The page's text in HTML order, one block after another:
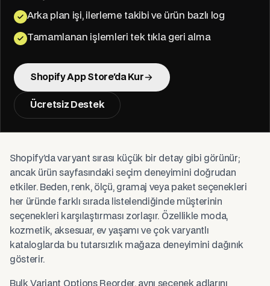
Arka plan işi, ilerleme takibi ve ürün bazlı log
Tamamlanan işlemleri tek tıkla geri alma
Shopify App Store'da Kur
Ücretsiz Destek
Shopify’da varyant sırası küçük bir detay gibi görünür;
ancak ürün sayfasındaki seçim deneyimini doğrudan
etkiler. Beden, renk, ölçü, gramaj veya paket seçenekleri
her üründe farklı sırada listelendiğinde müşterinin
seçenekleri karşılaştırması zorlaşır. Özellikle moda,
kozmetik, aksesuar, ev yaşamı ve çok varyantlı
kataloglarda bu tutarsızlık mağaza deneyimini dağınık
gösterir.
Bulk Variant Options Reorder, aynı seçenek adlarını